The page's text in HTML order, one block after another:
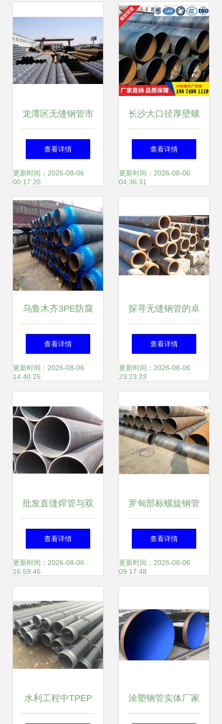
龙潭区无缝钢管市
场价格弱势盘整，
产品高清大图尽览
详情
查看详情
更新时间：2026-08-06
00:17:20
长沙大口径厚壁螺
旋钢管生产厂家 实
力铸就品质，服务
查看详情
更新时间：2026-08-06
04:36:31
乌鲁木齐3PE防腐
燃气钢管厂商直
供，品质与服务的
查看详情
更新时间：2026-08-06
14:40:25
探寻无缝钢管的卓
越性能与广阔应用
——以制冷大市场
查看详情
更新时间：2026-08-06
23:23:23
批发直缝焊管与双
面埋弧焊厚壁钢管
建筑建材领域的可
查看详情
更新时间：2026-08-06
16:59:46
罗甸部标螺旋钢管
高品质管道材料，
精准配送到厂服务
查看详情
更新时间：2026-08-06
09:17:48
水利工程中TPEP 涂塑钢管实体厂家